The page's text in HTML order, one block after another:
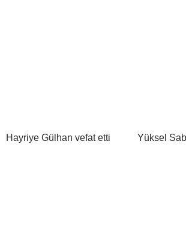
Hayriye Gülhan vefat etti Yüksel